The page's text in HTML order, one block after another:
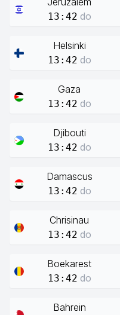
13:42 do
Helsinki
13:42 do
Gaza
13:42 do
Djibouti
13:42 do
Damascus
13:42 do
Chrisinau
13:42 do
Boekarest
13:42 do
Bahrein